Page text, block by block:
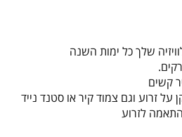
שלך כל ימות השנה
קשים
זרוע וגם צמוד קיר או סטנד נייד
לזרוע